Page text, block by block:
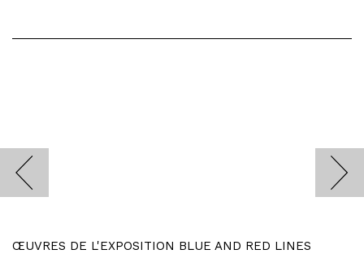
ŒUVRES DE L'EXPOSITION BLUE AND RED LINES